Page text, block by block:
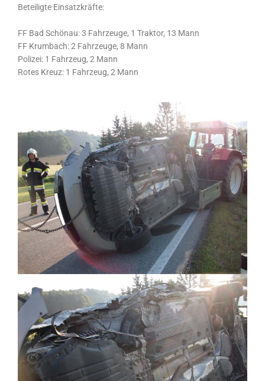
Beteiligte Einsatzkräfte:
FF Bad Schönau: 3 Fahrzeuge, 1 Traktor, 13 Mann
FF Krumbach: 2 Fahrzeuge, 8 Mann
Polizei: 1 Fahrzeug, 2 Mann
Rotes Kreuz: 1 Fahrzeug, 2 Mann